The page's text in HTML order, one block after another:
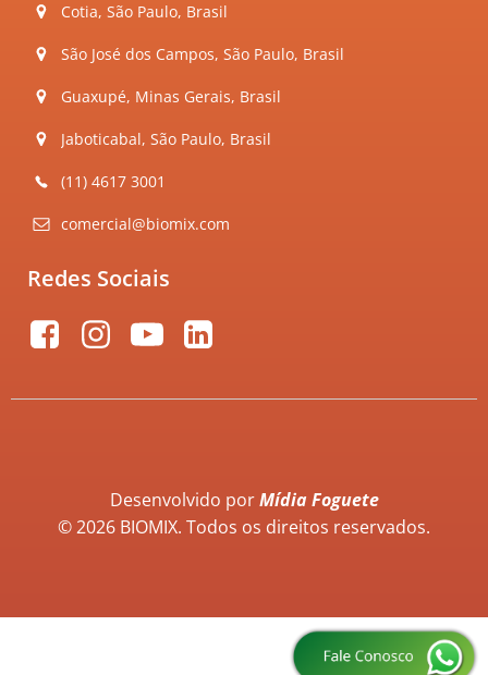
Cotia, São Paulo, Brasil
São José dos Campos, São Paulo, Brasil
Guaxupé, Minas Gerais, Brasil
Jaboticabal, São Paulo, Brasil
(11) 4617 3001
comercial@biomix.com
Redes Sociais
Desenvolvido porMídia Foguete
© 2026 BIOMIX. Todos os direitos reservados.